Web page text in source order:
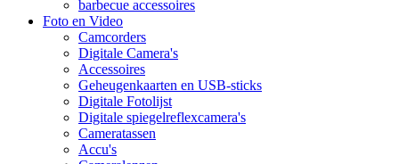
barbecue accessoires
Foto en Video
Camcorders
Digitale Camera's
Accessoires
Geheugenkaarten en USB-sticks
Digitale Fotolijst
Digitale spiegelreflexcamera's
Cameratassen
Accu's